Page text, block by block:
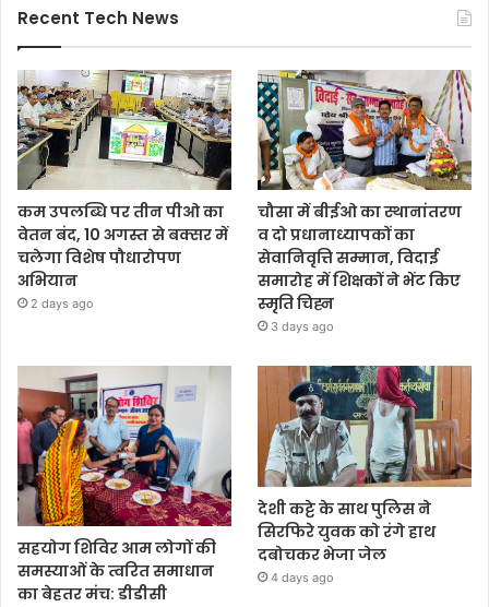
Recent Tech News
कम उपलब्धि पर तीन पीओ का
वेतन बंद, 10 अगस्त से बक्सर में
चलेगा विशेष पौधारोपण
अभियान
2 days ago
चौसा में बीईओ का स्थानांतरण
व दो प्रधानाध्यापकों का
सेवानिवृत्ति सम्मान, विदाई
समारोह में शिक्षकों ने भेंट किए
स्मृति चिह्न
3 days ago
सहयोग शिविर आम लोगों की
समस्याओं के त्वरित समाधान
का बेहतर मंच: डीडीसी
देशी कट्टे के साथ पुलिस ने
सिरफिरे युवक को रंगे हाथ
दबोचकर भेजा जेल
4 days ago